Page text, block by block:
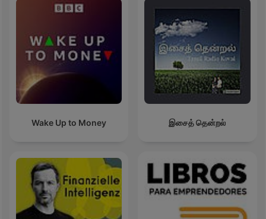
Wake Up to Money இசைத் தென்றல்